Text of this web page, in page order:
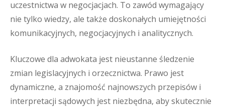
uczestnictwa w negocjacjach. To zawód wymagający
nie tylko wiedzy, ale także doskonałych umiejętności
komunikacyjnych, negocjacyjnych i analitycznych.
Kluczowe dla adwokata jest nieustanne śledzenie
zmian legislacyjnych i orzecznictwa. Prawo jest
dynamiczne, a znajomość najnowszych przepisów i
interpretacji sądowych jest niezbędna, aby skutecznie